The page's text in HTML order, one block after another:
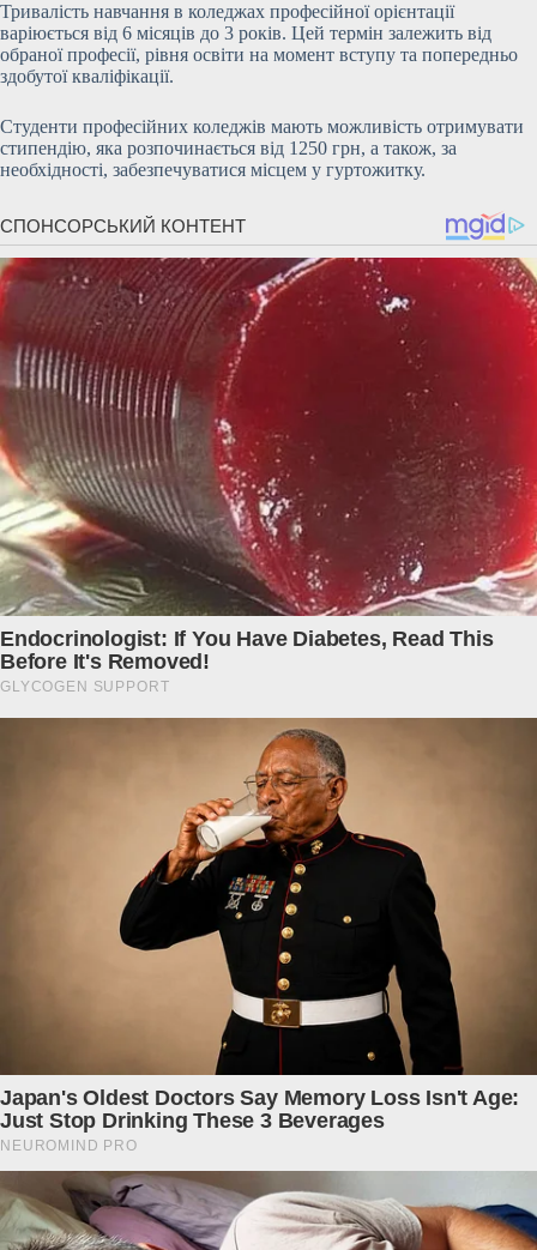
Тривалість навчання в коледжах професійної орієнтації
варіюється від 6 місяців до 3 років. Цей термін залежить від
обраної професії, рівня освіти на момент вступу та попередньо
здобутої кваліфікації.
Студенти професійних коледжів мають можливість отримувати
стипендію, яка розпочинається від 1250 грн, а також, за
необхідності, забезпечуватися місцем у гуртожитку.